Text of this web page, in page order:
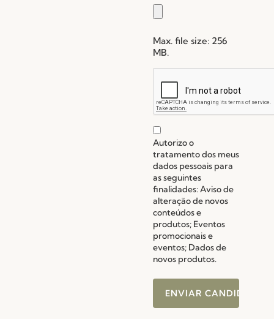
Max. file size: 256
MB.
reCAPTCHA
Autorizo o
tratamento dos meus
dados pessoais para
as seguintes
finalidades: Aviso de
alteração de novos
conteúdos e
produtos; Eventos
promocionais e
eventos; Dados de
novos produtos.